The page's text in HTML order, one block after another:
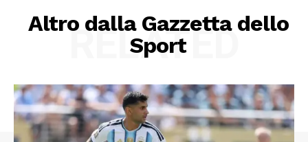
Altro dalla Gazzetta dello
Sport
RELATED